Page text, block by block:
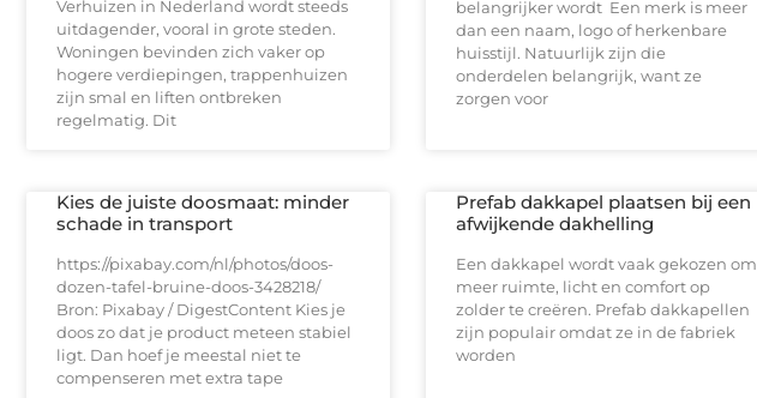
Verhuizen in Nederland wordt steeds
uitdagender, vooral in grote steden.
Woningen bevinden zich vaker op
hogere verdiepingen, trappenhuizen
zijn smal en liften ontbreken
regelmatig. Dit
belangrijker wordt Een merk is meer
dan een naam, logo of herkenbare
huisstijl. Natuurlijk zijn die
onderdelen belangrijk, want ze
zorgen voor
Kies de juiste doosmaat: minder
schade in transport
https://pixabay.com/nl/photos/doos-
dozen-tafel-bruine-doos-3428218/
Bron: Pixabay / DigestContent Kies je
doos zo dat je product meteen stabiel
ligt. Dan hoef je meestal niet te
compenseren met extra tape
Prefab dakkapel plaatsen bij een
afwijkende dakhelling
Een dakkapel wordt vaak gekozen om
meer ruimte, licht en comfort op
zolder te creëren. Prefab dakkapellen
zijn populair omdat ze in de fabriek
worden